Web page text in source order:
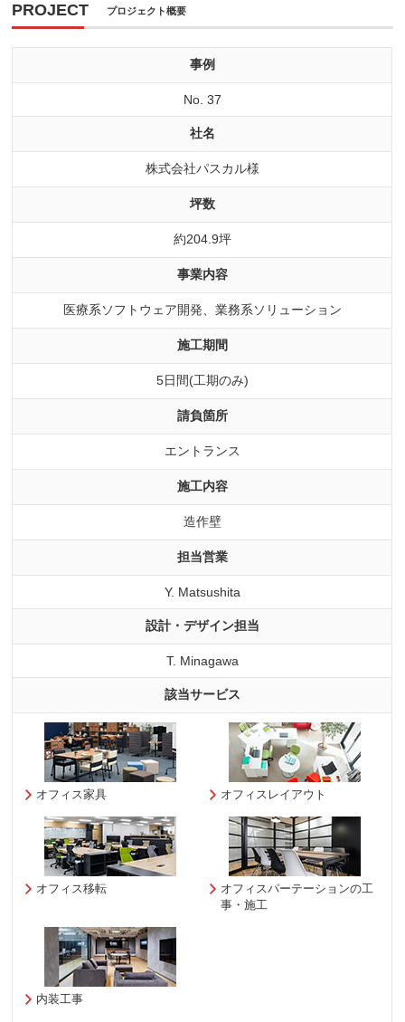
PROJECT プロジェクト概要
事例
No. 37
社名
株式会社パスカル様
坪数
約204.9坪
事業内容
医療系ソフトウェア開発、業務系ソリューション
施工期間
5日間(工期のみ)
請負箇所
エントランス
施工内容
造作壁
担当営業
Y. Matsushita
設計・デザイン担当
T. Minagawa
該当サービス
オフィス家具 オフィスレイアウト
オフィス移転
オフィスパーテーションの工
事・施工
内装工事